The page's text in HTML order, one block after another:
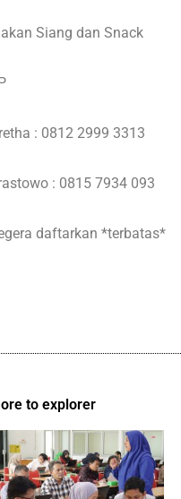
Siang dan Snack
: 0812 2999 3313
: 0815 7934 093
daftarkan *terbatas*
to explorer